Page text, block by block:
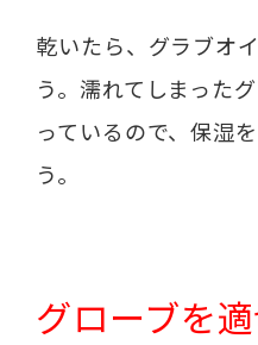
乾いたら、グラブオ
う。濡れてしまった
っているので、保湿
う。
グローブを